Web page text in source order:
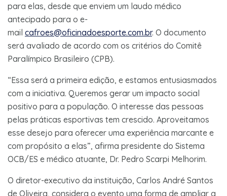
para elas, desde que enviem um laudo médico
antecipado para o e-
mail cafroes@oficinadoesporte.com.br. O documento
será avaliado de acordo com os critérios do Comitê
Paralímpico Brasileiro (CPB).
“Essa será a primeira edição, e estamos entusiasmados
com a iniciativa. Queremos gerar um impacto social
positivo para a população. O interesse das pessoas
pelas práticas esportivas tem crescido. Aproveitamos
esse desejo para oferecer uma experiência marcante e
com propósito a elas”, afirma presidente do Sistema
OCB/ES e médico atuante, Dr. Pedro Scarpi Melhorim.
O diretor-executivo da instituição, Carlos André Santos
de Oliveira, considera o evento uma forma de ampliar a